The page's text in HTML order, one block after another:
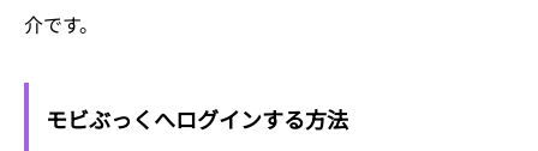
介です。
モビぶっくへログインする方法